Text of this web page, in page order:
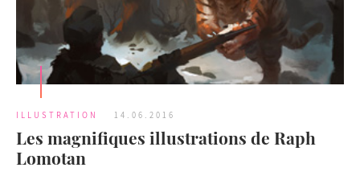
ILLUSTRATION 14.06.2016
Les magnifiques illustrations de Raph
Lomotan